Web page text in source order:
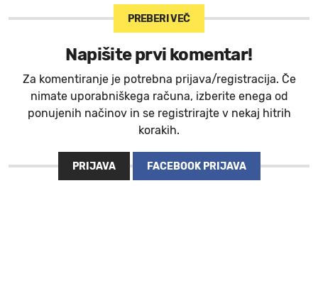
PREBERI VEČ
Napišite prvi komentar!
Za komentiranje je potrebna prijava/registracija. Če
nimate uporabniškega računa, izberite enega od
ponujenih načinov in se registrirajte v nekaj hitrih
korakih.
PRIJAVA FACEBOOK PRIJAVA